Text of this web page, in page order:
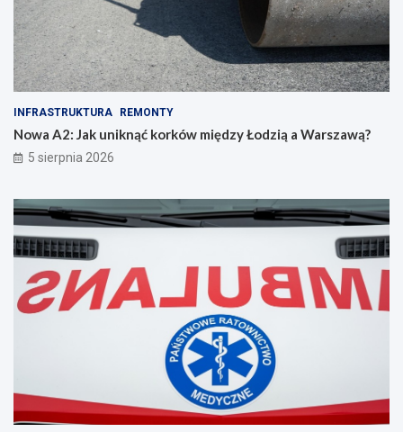
INFRASTRUKTURA REMONTY
Nowa A2: Jak uniknąć korków między Łodzią a Warszawą?
5 sierpnia 2026